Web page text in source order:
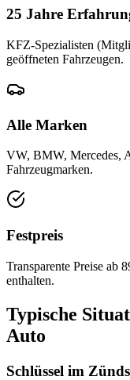
25 Jahre
KFZ-Spezialisten
geöffneten Fahrzeugen.
Alle Marken
VW, BMW, Mercedes,
Fahrzeugmarken.
Festpreis
Transparente Preise ab
enthalten.
Typische
Auto
Schlüssel im